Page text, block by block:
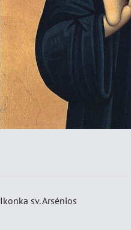
Ikonka sv. Arsénios